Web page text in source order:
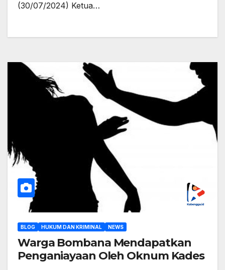
(30/07/2024) Ketua…
BLOG HUKUM DAN KRIMINAL NEWS
Warga Bombana Mendapatkan
Penganiayaan Oleh Oknum Kades